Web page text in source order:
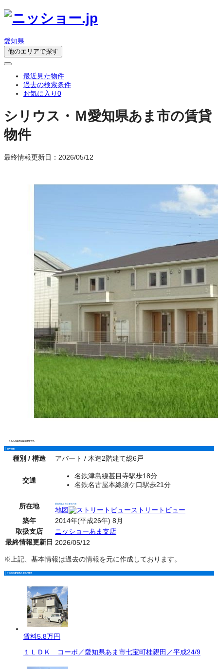
愛知県
他のエリアで探す
最近見た物件
過去の検索条件
お気に入り0
シリウス・Ｍ愛知県あま市の賃貸
物件
最終情報更新日：2026/05/12
こちらの物件は現在満室です。
物件情報
種別 / 構造 アパート / 木造2階建て総6戸
交通
名鉄津島線甚目寺駅歩18分
名鉄名古屋本線須ケ口駅歩21分
所在地 愛知県あま市上萱津八剱
地図
ストリートビュー
築年
2014年(平成26年) 8月
取扱支店
ニッショーあま支店
最終情報更新日 2026/05/12
※上記、基本情報は過去の情報を元に作成しております。
その他の愛知県あま市の物件
賃料5.8万円
１ＬＤＫ コーポ／愛知県あま市七宝町桂親田／平成24/9